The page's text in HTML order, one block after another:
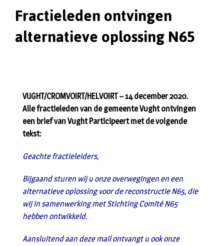
Fractieleden ontvingen
alternatieve oplossing N65
VUGHT/CROMVOIRT/HELVOIRT – 14 december 2020.
Alle fractieleden van de gemeente Vught ontvingen
een brief van Vught Participeert met de volgende
tekst:
Geachte fractieleiders,
Bijgaand sturen wij u onze overwegingen en een
alternatieve oplossing voor de reconstructie N65, die
wij in samenwerking met Stichting Comité N65
hebben ontwikkeld.
Aansluitend aan deze mail ontvangt u ook onze